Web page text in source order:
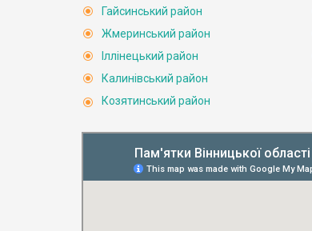
Гайсинський район
Жмеринський район
Іллінецький район
Калинівський район
Козятинський район